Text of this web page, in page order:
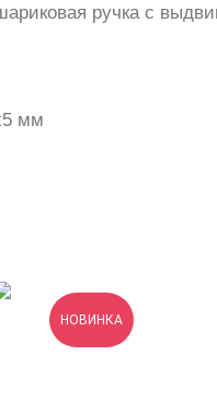
ручка с
мм
НОВИНКА